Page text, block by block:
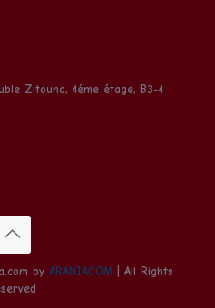
Zitouna, 4éme étage, B3-4
by ARANIACOM| All Rights